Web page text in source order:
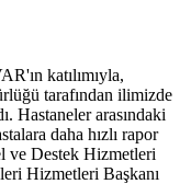
katılımıyla,
tarafından ilimizde
Hastaneler arasındaki
daha hızlı rapor
ve Destek Hizmetleri
Hizmetleri Başkanı